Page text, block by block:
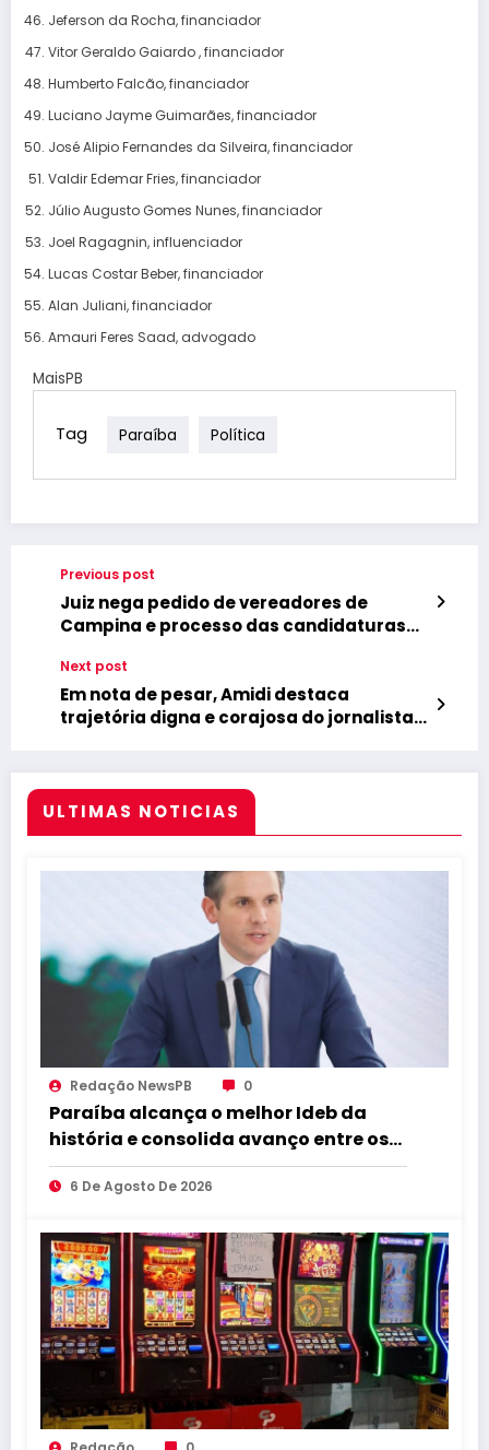
Jeferson da Rocha, financiador
Vitor Geraldo Gaiardo , financiador
Humberto Falcão, financiador
Luciano Jayme Guimarães, financiador
José Alipio Fernandes da Silveira, financiador
Valdir Edemar Fries, financiador
Júlio Augusto Gomes Nunes, financiador
Joel Ragagnin, influenciador
Lucas Costar Beber, financiador
Alan Juliani, financiador
Amauri Feres Saad, advogado
MaisPB
Tag Paraíba Política
Previous post
Juiz nega pedido de vereadores de
Campina e processo das candidaturas
Next post
Em nota de pesar, Amidi destaca
trajetória digna e corajosa do jornalista
ULTIMAS NOTICIAS
Redação NewsPB 0
Paraíba alcança o melhor Ideb da
história e consolida avanço entre os
maiores do Brasil
6 De Agosto De 2026